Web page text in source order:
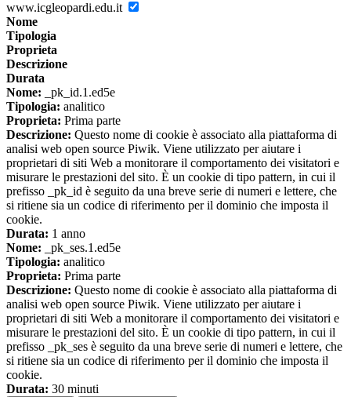
www.icgleopardi.edu.it
Nome
Tipologia
Proprieta
Descrizione
Durata
Nome: _pk_id.1.ed5e
Tipologia: analitico
Proprieta: Prima parte
Descrizione: Questo nome di cookie è associato alla piattaforma di
analisi web open source Piwik. Viene utilizzato per aiutare i
proprietari di siti Web a monitorare il comportamento dei visitatori e
misurare le prestazioni del sito. È un cookie di tipo pattern, in cui il
prefisso _pk_id è seguito da una breve serie di numeri e lettere, che
si ritiene sia un codice di riferimento per il dominio che imposta il
cookie.
Durata: 1 anno
Nome: _pk_ses.1.ed5e
Tipologia: analitico
Proprieta: Prima parte
Descrizione: Questo nome di cookie è associato alla piattaforma di
analisi web open source Piwik. Viene utilizzato per aiutare i
proprietari di siti Web a monitorare il comportamento dei visitatori e
misurare le prestazioni del sito. È un cookie di tipo pattern, in cui il
prefisso _pk_ses è seguito da una breve serie di numeri e lettere, che
si ritiene sia un codice di riferimento per il dominio che imposta il
cookie.
Durata: 30 minuti